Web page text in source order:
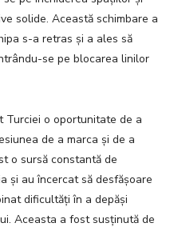
solide. Această schimbare a
s-a retras și a ales să
se pe blocarea linilor
Turciei o oportunitate de a
de a marca și de a
o sursă constantă de
și au încercat să desfășoare
dificultăți în a depăși
Aceasta a fost susținută de